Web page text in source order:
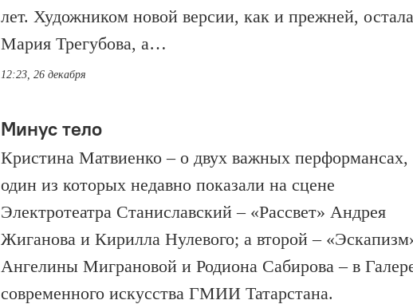
лет. Художником новой версии, как и прежней,
Мария Трегубова, а…
12:23, 26 декабря
Минус тело
Кристина Матвиенко – о двух важных перформансах,
один из которых недавно показали на сцене
Электротеатра Станиславский – «Рассвет» Андрея
Жиганова и Кирилла Нулевого; а второй –
Ангелины Миграновой и Родиона Сабирова ­– в
современного искусства ГМИИ Татарстана.